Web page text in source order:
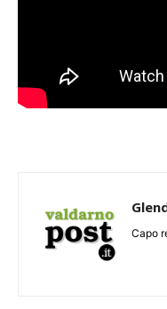
Capo